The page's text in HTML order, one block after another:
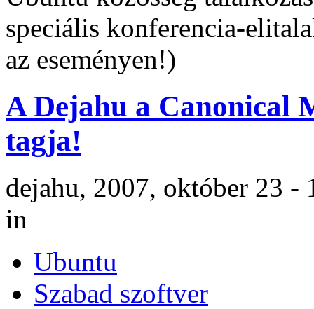
speciális konferencia-
az eseményen!)
A Dejahu a Canonical
tagja!
dejahu, 2007, október 23 -
in
Ubuntu
Szabad szoftver